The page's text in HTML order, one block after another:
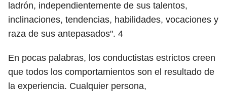
ladrón, independientemente de sus talentos,
inclinaciones, tendencias, habilidades, vocaciones y
raza de sus antepasados". 4
En pocas palabras, los conductistas estrictos creen
que todos los comportamientos son el resultado de
la experiencia. Cualquier persona,